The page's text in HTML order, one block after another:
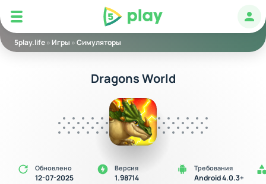
5play
5play.life» Игры »Симуляторы
Dragons World
Обновлено
12-07-2025
Версия
1.98714
Требования
Android 4.0.3+